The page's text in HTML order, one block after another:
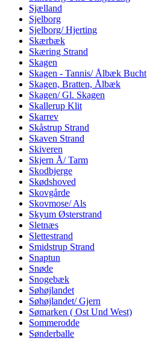
Sjælland
Sjelborg
Sjelborg/ Hjerting
Skærbæk
Skæring Strand
Skagen
Skagen - Tannis/ Ålbæk Bucht
Skagen, Bratten, Ålbæk
Skagen/ Gl. Skagen
Skallerup Klit
Skarrev
Skåstrup Strand
Skaven Strand
Skiveren
Skjern Å/ Tarm
Skodbjerge
Skødshoved
Skovgårde
Skovmose/ Als
Skyum Østerstrand
Sletnæs
Slettestrand
Smidstrup Strand
Snaptun
Snøde
Snogebæk
Søhøjlandet
Søhøjlandet/ Gjern
Sømarken ( Ost Und West)
Sommerodde
Sønderballe